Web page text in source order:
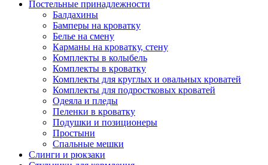
Постельные принадлежности
Балдахины
Бамперы на кроватку
Белье на смену
Карманы на кроватку, стену
Комплекты в колыбель
Комплекты в кроватку
Комплекты для круглых и овальных кроватей
Комплекты для подростковых кроватей
Одеяла и пледы
Пеленки в кроватку
Подушки и позиционеры
Простыни
Спальные мешки
Слинги и рюкзаки